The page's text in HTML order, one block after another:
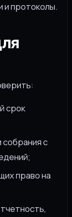
и протоколы.
срок
с
право на